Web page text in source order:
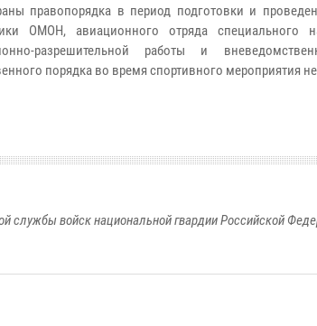
правопорядка в период подготовки и
ОМОН, авиационного отряда специального
разрешительной работы и
порядка во время спортивного мероприятия
службы войск национальной гвардии Российской